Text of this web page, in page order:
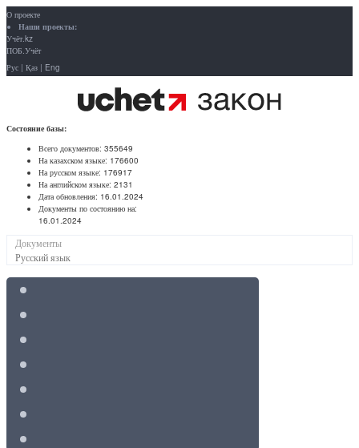
О проекте
Наши проекты:
Учёт.kz
ПОБ.Учёт
Рус | Қаз | Eng
Состояние базы:
Всего документов: 355649
На казахском языке: 176600
На русском языке: 176917
На английском языке: 2131
Дата обновления: 16.01.2024
Документы по состоянию на:
16.01.2024
Документы
Русский язык